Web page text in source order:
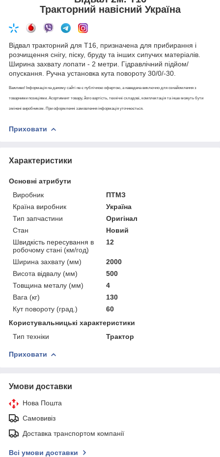
Тракторний навісний Україна
Відвал тракторний для Т16, призначена для прибирання і
розчищення снігу, піску, бруду та інших сипучих матеріалів.
Ширина захвату лопати - 2 метри. Гідравлічний підйом/
опускання. Ручна установка кута повороту 30/0/-30.
Важливо! Інформація на даному сайті не є публічною офертою, а наведена виключно для ознайомлення з
товарними позиціями. Асортимент товару, його вартість, технічні складові, комплектація та інше можуть бути
змінені виробником. При оформленні замовлення інформація уточнюється.
Приховати
Характеристики
Основні атрибути
Виробник
ПТМЗ
Країна виробник
Україна
Тип запчастини
Оригінал
Стан
Новий
Швидкість пересування в
робочому стані (км/год)
12
Ширина захвату (мм)
2000
Висота відвалу (мм)
500
Товщина металу (мм)
4
Вага (кг)
130
Кут повороту (град.)
60
Користувальницькі характеристики
Тип техніки
Трактор
Приховати
Умови доставки
Нова Пошта
Самовивіз
Доставка транспортом компанії
Всі умови доставки